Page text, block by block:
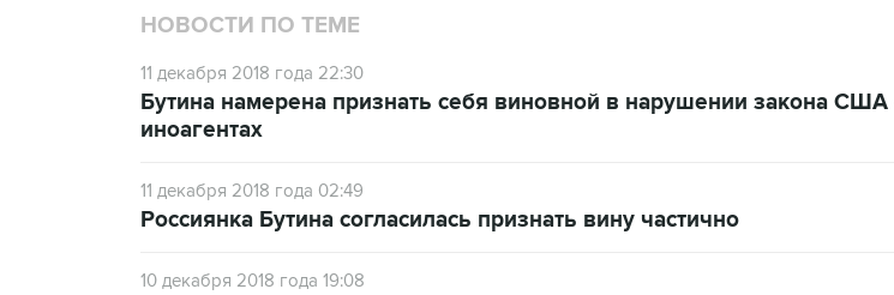
НОВОСТИ ПО ТЕМЕ
11 декабря 2018 года 22:30
Бутина намерена признать себя виновной в нарушении закона США
иноагентах
11 декабря 2018 года 02:49
Россиянка Бутина согласилась признать вину частично
10 декабря 2018 года 19:08